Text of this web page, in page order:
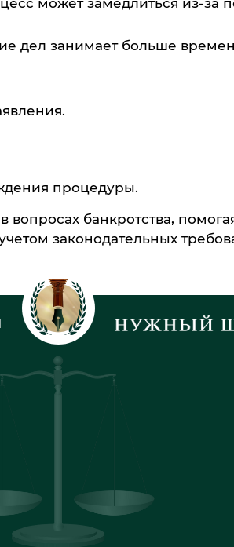
дел занимает больше
процедуры.
банкротства,
законодательных